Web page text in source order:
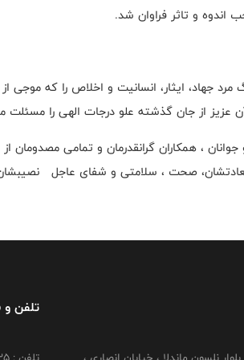
و تاثر فراوان شد.
جهاد، ایثار، انسانیت و اخلاص را که موجی از
از جان گذشته علو درجات الهی را مسئلت
، همکاران گرانقدرمان و تمامی مصدومان از
صحت ، سلامتی و شفای عاجل
تلفن